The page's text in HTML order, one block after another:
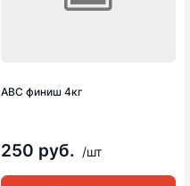
АВС финиш 4кг
250 руб. /шт